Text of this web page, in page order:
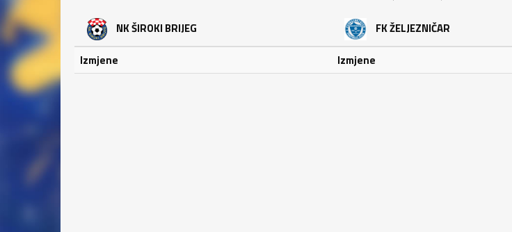
NK ŠIROKI BRIJEG
Izmjene
FK ŽELJEZNIČAR
Izmjene